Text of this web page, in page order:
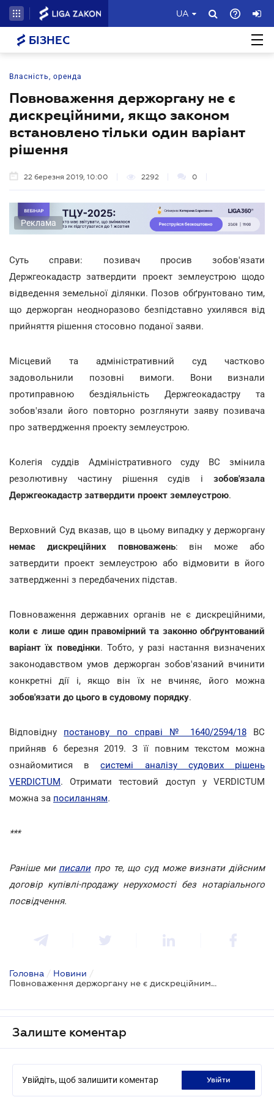
UA
БІЗНЕС
Власність, оренда
Повноваження держоргану не є
дискреційними, якщо законом
встановлено тільки один варіант
рішення
22 березня 2019, 10:00 2292 0
Реклама
Суть справи: позивач просив зобов'язати
Держгеокадастр затвердити проект землеустрою щодо
відведення земельної ділянки. Позов обґрунтовано тим,
що держорган неодноразово безпідставно ухилявся від
прийняття рішення стосовно поданої заяви.
Місцевий та адміністративний суд частково
задовольнили позовні вимоги. Вони визнали
протиправною бездіяльність Держгеокадастру та
зобов'язали його повторно розглянути заяву позивача
про затвердження проекту землеустрою.
Колегія суддів Адміністративного суду ВС змінила
резолютивну частину рішення судів і зобов'язала
Держгеокадастр затвердити проект землеустрою.
Верховний Суд вказав, що в цьому випадку у держоргану
немає дискреційних повноважень: він може або
затвердити проект землеустрою або відмовити в його
затвердженні з передбачених підстав.
Повноваження державних органів не є дискреційними,
коли є лише один правомірний та законно обґрунтований
варіант їх поведінки. Тобто, у разі настання визначених
законодавством умов держорган зобов'язаний вчинити
конкретні дії і, якщо він їх не вчиняє, його можна
зобов'язати до цього в судовому порядку.
Відповідну постанову по справі № 1640/2594/18ВС
прийняв 6 березня 2019. З її повним текстом можна
ознайомитися всистемі аналізу судових рішень
VERDICTUM. Отримати тестовий доступ у VERDICTUM
можна за посиланням.
***
Раніше ми писалипро те, що суд може визнати дійсним
договір купівлі-продажу нерухомості без нотаріального
посвідчення.
Головна / Новини /
Повноваження держоргану не є дискреційними, якщо законом встановлено тільки один варіант рішення
Залиште коментар
Увійдіть, щоб залишити коментар увійти